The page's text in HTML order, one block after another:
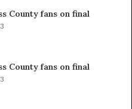
County fans on final
County fans on final